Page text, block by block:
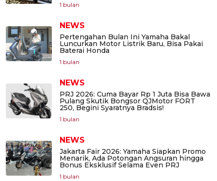
1 bulan
NEWS
Pertengahan Bulan Ini Yamaha Bakal
Luncurkan Motor Listrik Baru, Bisa Pakai
Baterai Honda
1 bulan
NEWS
PRJ 2026: Cuma Bayar Rp 1 Juta Bisa Bawa
Pulang Skutik Bongsor QJMotor FORT
250, Begini Syaratnya Bradsis!
1 bulan
NEWS
Jakarta Fair 2026: Yamaha Siapkan Promo
Menarik, Ada Potongan Angsuran hingga
Bonus Eksklusif Selama Even PRJ
1 bulan